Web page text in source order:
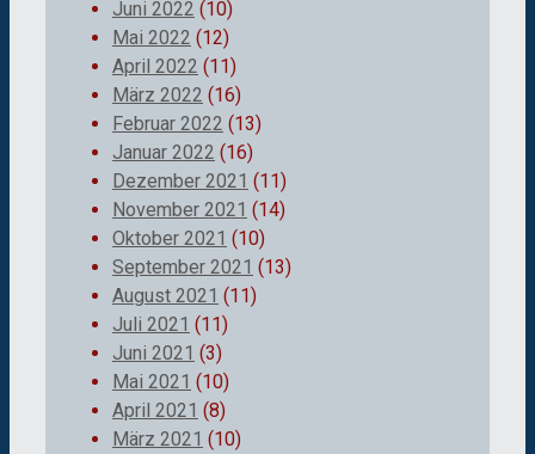
Juni 2022 (10)
Mai 2022 (12)
April 2022 (11)
März 2022 (16)
Februar 2022 (13)
Januar 2022 (16)
Dezember 2021 (11)
November 2021 (14)
Oktober 2021 (10)
September 2021 (13)
August 2021 (11)
Juli 2021 (11)
Juni 2021 (3)
Mai 2021 (10)
April 2021 (8)
März 2021 (10)